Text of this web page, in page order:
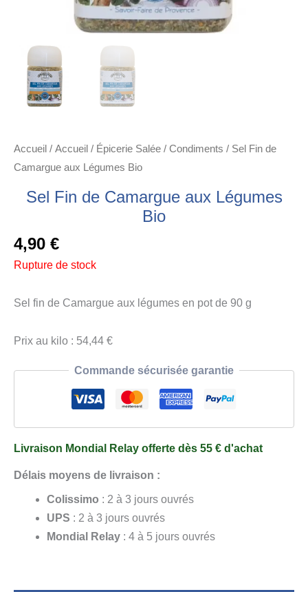
Accueil / Accueil / Épicerie Salée / Condiments / Sel Fin de
Camargue aux Légumes Bio
Sel Fin de Camargue aux Légumes
Bio
4,90 €
Rupture de stock
Sel fin de Camargue aux légumes en pot de 90 g
Prix au kilo : 54,44 €
Commande sécurisée garantie
Livraison Mondial Relay offerte dès 55 € d'achat
Délais moyens de livraison :
Colissimo : 2 à 3 jours ouvrés
UPS : 2 à 3 jours ouvrés
Mondial Relay : 4 à 5 jours ouvrés